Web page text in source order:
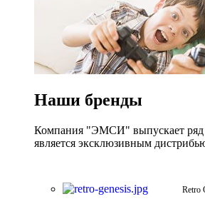
Наши бренды
Компания "ЭМСИ" выпускает ряд
является эксклюзивным
Retro